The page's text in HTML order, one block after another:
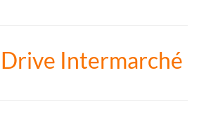
Drive Intermarché